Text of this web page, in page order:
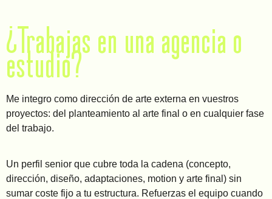
¿Trabajas en una agencia o
estudio?
Me integro como dirección de arte externa en vuestros
proyectos: del planteamiento al arte final o en cualquier fase
del trabajo.
Un perfil senior que cubre toda la cadena (concepto,
dirección, diseño, adaptaciones, motion y arte final) sin
sumar coste fijo a tu estructura. Refuerzas el equipo cuando